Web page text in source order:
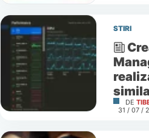
STIRI
DE
31 / 07 /